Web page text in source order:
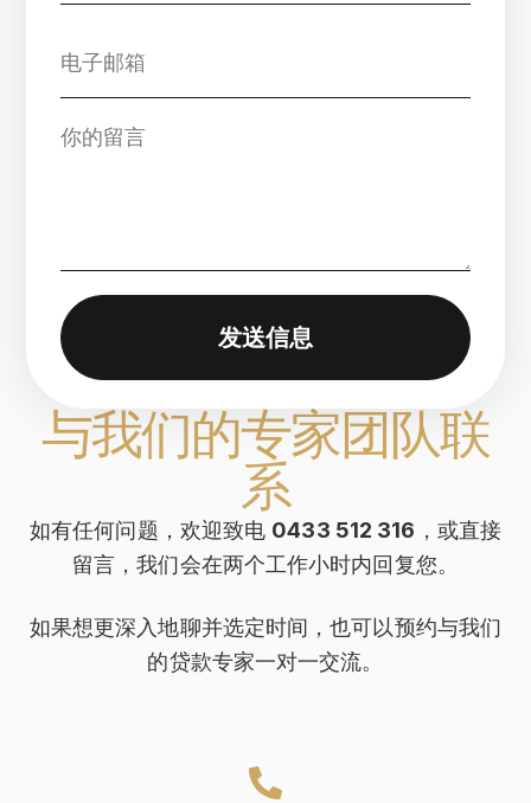
与我们的专家团队联
系
如有任何问题，欢迎致电 0433 512 316 ，或直接
留言，我们会在两个工作小时内回复您。
如果想更深入地聊并选定时间，也可以预约与我们
的贷款专家一对一交流。
发送信息